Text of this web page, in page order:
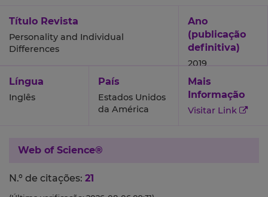
Título Revista
Personality and Individual
Differences
Ano
(publicação
definitiva)
2019
Língua
Inglês
País
Estados Unidos
da América
Mais
Informação
Visitar Link
Web of Science®
N.º de citações: 21